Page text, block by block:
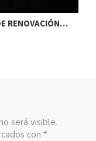
RENOVACIÓN…
será visible.
con *